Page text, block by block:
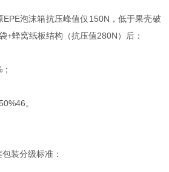
泡沫箱抗压峰值仅150N，低于果壳破
+蜂窝纸板结构（抗压值280N）后：
。
装分级标准：